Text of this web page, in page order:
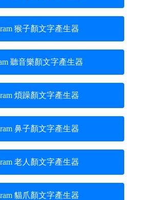
猴子顏文字產生器
聽音樂顏文字產生器
煩躁顏文字產生器
鼻子顏文字產生器
老人顏文字產生器
貓爪顏文字產生器